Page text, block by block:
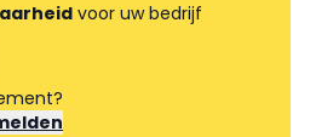
voor uw bedrijf